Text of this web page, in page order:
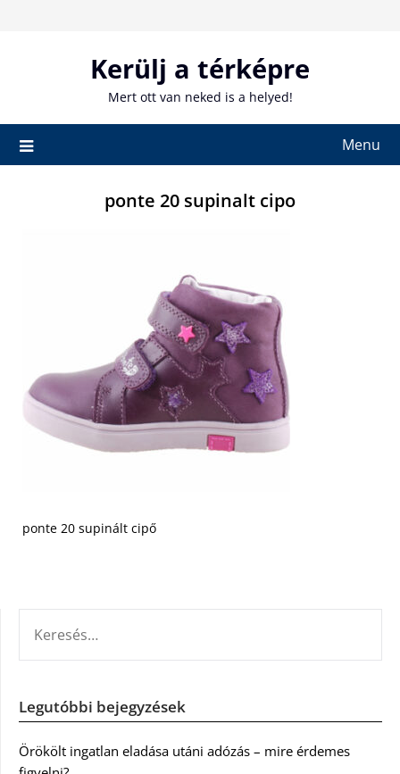
Kerülj a térképre
Mert ott van neked is a helyed!
Menu
ponte 20 supinalt cipo
ponte 20 supinált cipő
Legutóbbi bejegyzések
Örökölt ingatlan eladása utáni adózás – mire érdemes